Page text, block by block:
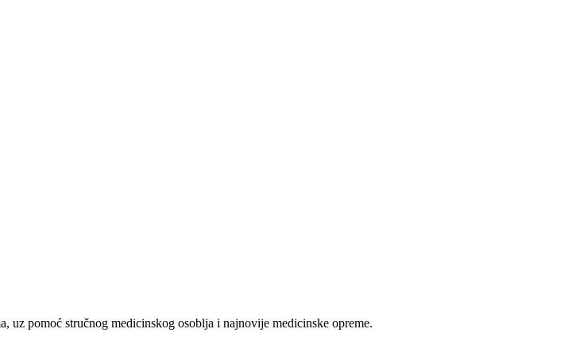
uz pomoć stručnog medicinskog osoblja i najnovije medicinske opreme.